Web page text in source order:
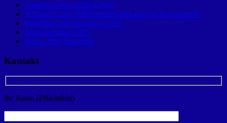
Jugendsporttag 2026 in Rüti
🏅Bericht zum Hallenwinterwettkampf in Bonstetten🏅
Rangliste Jugendspieltag 2025
Jugendspieltag 2025
JuSpo 2025 Rangliste
Kontakt
Ihr Name (Pflichtfeld)